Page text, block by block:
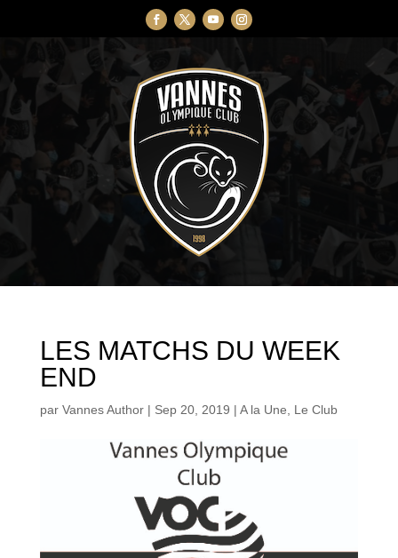
LES MATCHS DU WEEK
END
par Vannes Author| Sep 20, 2019 | A la Une, Le Club